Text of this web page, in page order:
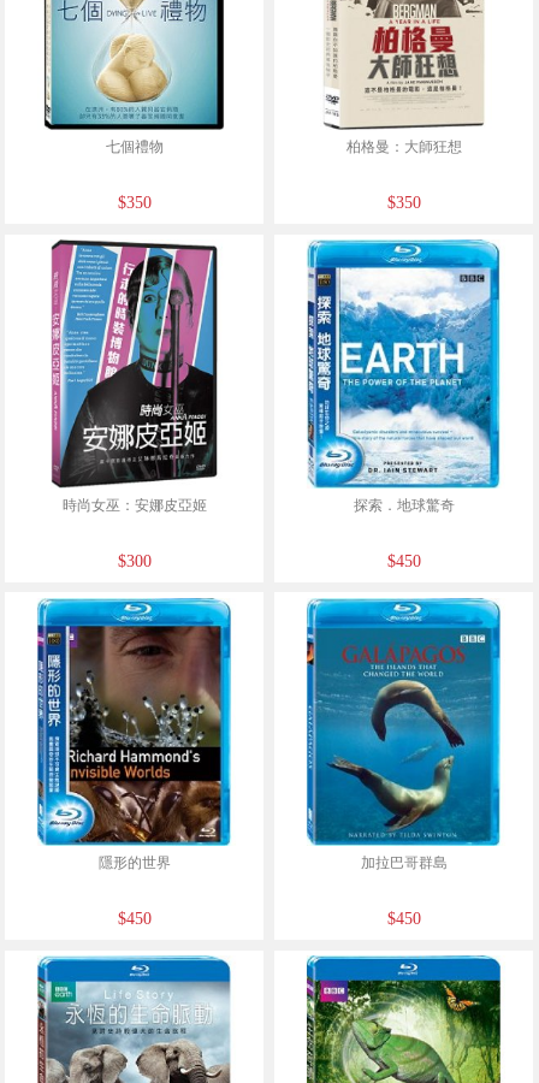
七個禮物
$350
柏格曼：大師狂想
$350
時尚女巫：安娜皮亞姬
$300
探索．地球驚奇
$450
隱形的世界
$450
加拉巴哥群島
$450